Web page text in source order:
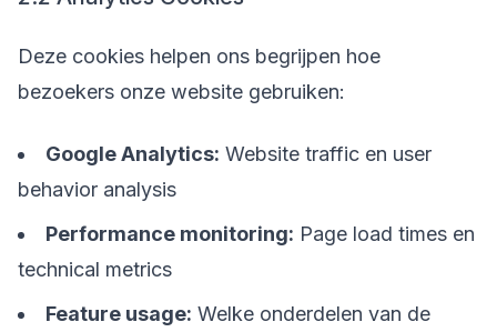
Deze cookies helpen ons begrijpen hoe
bezoekers onze website gebruiken:
Google Analytics: Website traffic en user
behavior analysis
Performance monitoring: Page load times en
technical metrics
Feature usage: Welke onderdelen van de